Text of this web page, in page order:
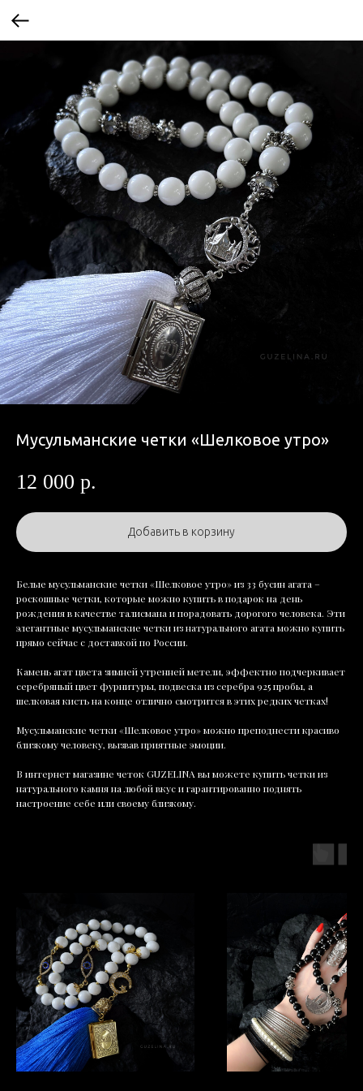
Мусульманские четки «Шелковое утро»
12 000 р.
Добавить в корзину
Белые мусульманские четки «Шелковое утро» из 33 бусин агата –
роскошные четки, которые можно купить в подарок на день
рождения в качестве талисмана и порадовать дорогого человека. Эти
элегантные мусульманские четки из натурального агата можно купить
прямо сейчас с доставкой по России.
Камень агат цвета зимней утренней метели, эффектно подчеркивает
серебряный цвет фурнитуры, подвеска из серебра 925 пробы, а
шелковая кисть на конце отлично смотрится в этих редких четках!
Мусульманские четки «Шелковое утро» можно преподнести красиво
близкому человеку, вызвав приятные эмоции.
В интернет магазине четок GUZELINA вы можете купить четки из
натурального камня на любой вкус и гарантированно поднять
настроение себе или своему близкому.